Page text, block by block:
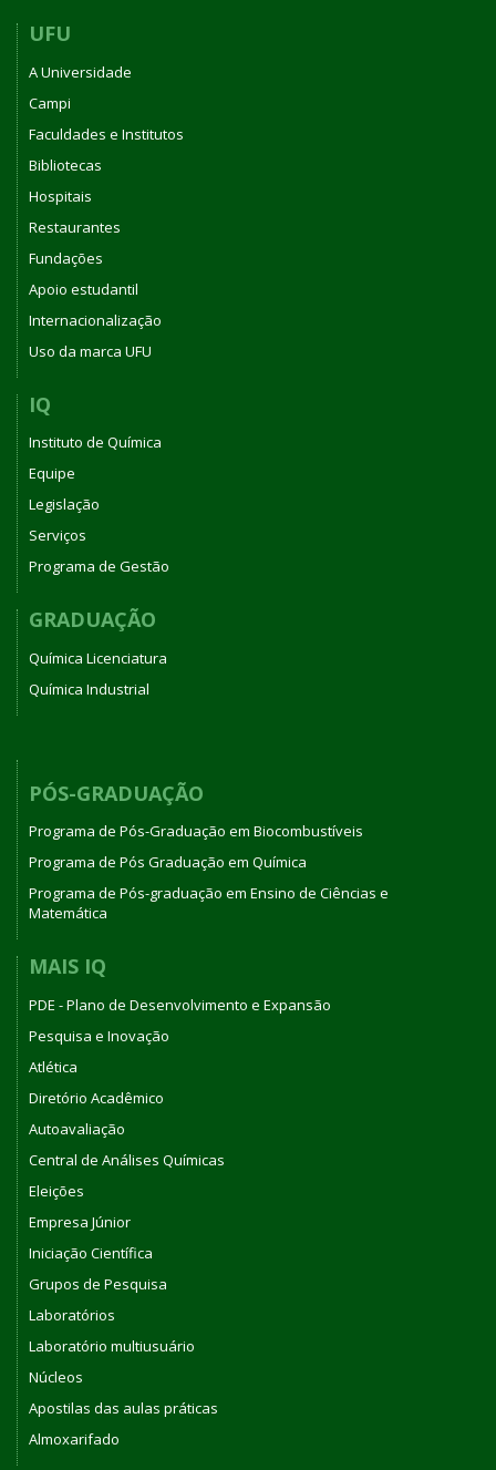
UFU
A Universidade
Campi
Faculdades e Institutos
Bibliotecas
Hospitais
Restaurantes
Fundações
Apoio estudantil
Internacionalização
Uso da marca UFU
IQ
Instituto de Química
Equipe
Legislação
Serviços
Programa de Gestão
GRADUAÇÃO
Química Licenciatura
Química Industrial
PÓS-GRADUAÇÃO
Programa de Pós-Graduação em Biocombustíveis
Programa de Pós Graduação em Química
Programa de Pós-graduação em Ensino de Ciências e
Matemática
MAIS IQ
PDE - Plano de Desenvolvimento e Expansão
Pesquisa e Inovação
Atlética
Diretório Acadêmico
Autoavaliação
Central de Análises Químicas
Eleições
Empresa Júnior
Iniciação Científica
Grupos de Pesquisa
Laboratórios
Laboratório multiusuário
Núcleos
Apostilas das aulas práticas
Almoxarifado